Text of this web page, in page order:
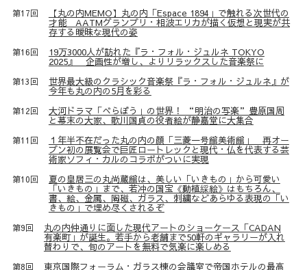
第17回 【丸の内MEMO】丸の内「Espace 1894」で触れる次世代の
才能 AATMグランプリ・相波エリカが描く仮想と現実が共
存する曖昧な現代の姿
第16回 19万3000人が訪れた『ラ・フォル・ジュルネ TOKYO
2025』 企画性が増し、よりリラックスした音楽祭に
第13回 世界最大級のクラシック音楽祭『ラ・フォル・ジュルネ』が
今年も丸の内の5月を彩る
第12回 大河ドラマ「べらぼう」の世界！ “明治の写楽”豊原国周
と幕末の大家、歌川国貞の役者絵が静嘉堂に大集合
第11回 １年半不在だった丸の内の顔「三菱一号館美術館」 再オー
プン初の展覧会で巨匠ロートレックと現代・仏を代表する芸
術家ソフィ・カルのコラボがついに実現
第10回 夏の皇居三の丸尚蔵館は、美しい「いきもの」から可愛い
「いきもの」まで、若冲の国宝《動植綵絵》はもちろん、
書、絵、金属、陶磁、ガラス、刺繍などあらゆる表現の「い
きもの」で埋め尽くされるぞ
第9回 丸の内仲通りに面した現代アートのショーケース「CADAN
有楽町」が誕生。若手から老舗まで50軒のギャラリーが入れ
替わりで、旬のアートを無料で気楽に楽しめる
第8回 東京国際フォーラム・ガラス棟の会議室で帝国ホテルの最高